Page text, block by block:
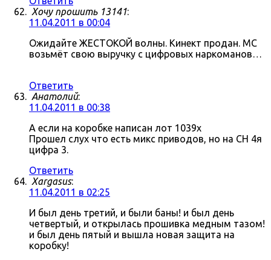
Хочу прошить 13141:
11.04.2011 в 00:04
Ожидайте ЖЕСТОКОЙ волны. Кинект продан. МС
возьмёт свою выручку с цифровых наркоманов…
Ответить
Анатолий:
11.04.2011 в 00:38
А если на коробке написан лот 1039x
Прошел слух что есть микс приводов, но на СН 4я
цифра 3.
Ответить
Xargasus:
11.04.2011 в 02:25
И был день третий, и были баны! и был день
четвертый, и открылась прошивка медным тазом!
и был день пятый и вышла новая защита на
коробку!